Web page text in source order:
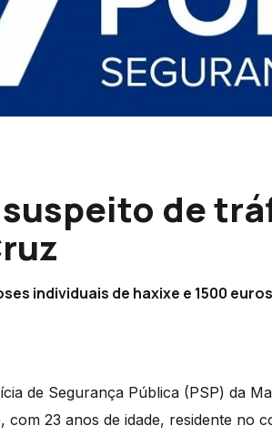
suspeito de
individuais de haxixe e 1500
de Segurança Pública (PSP) da
com 23 anos de idade, residente no